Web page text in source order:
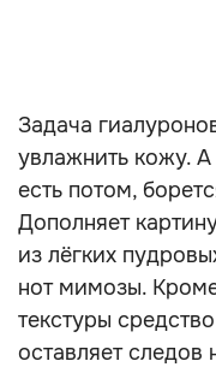
Задача
увлажнить кожу. А
есть потом,
Дополняет
из лёгких
нот мимозы.
текстуры
оставляет следов